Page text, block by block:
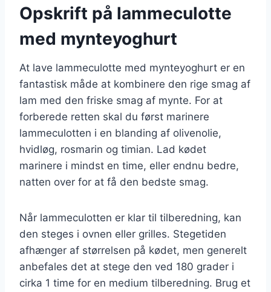
Opskrift på lammeculotte
med mynteyoghurt
At lave lammeculotte med mynteyoghurt er en
fantastisk måde at kombinere den rige smag af
lam med den friske smag af mynte. For at
forberede retten skal du først marinere
lammeculotten i en blanding af olivenolie,
hvidløg, rosmarin og timian. Lad kødet
marinere i mindst en time, eller endnu bedre,
natten over for at få den bedste smag.
Når lammeculotten er klar til tilberedning, kan
den steges i ovnen eller grilles. Stegetiden
afhænger af størrelsen på kødet, men generelt
anbefales det at stege den ved 180 grader i
cirka 1 time for en medium tilberedning. Brug et